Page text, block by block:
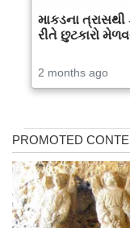
માકડના
રીતે છુટકારો
2 months ago